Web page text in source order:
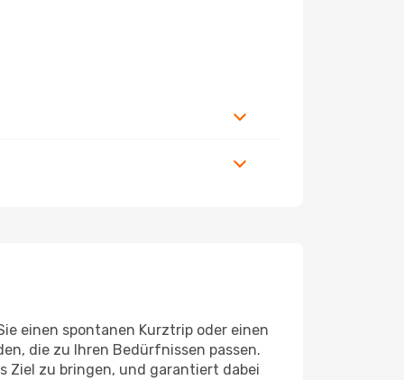
einen spontanen Kurztrip oder einen
die zu Ihren Bedürfnissen passen.
Ziel zu bringen, und garantiert dabei